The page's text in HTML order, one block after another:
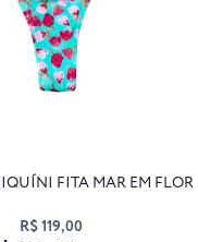
FITA MAR EM FLOR
R$ 119,00